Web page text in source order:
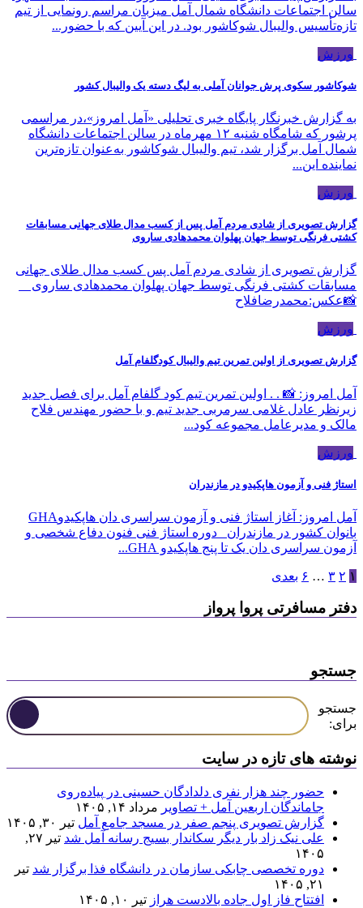
سالن اجتماعات دانشگاه شمال آمل میزبان مراسم رونمایی از تیم
تازه‌تأسیس والیبال شوکاشور بود. در این آیین که با حضور...
ورزش
شوکاشور سکوی پرش جوانان آملی به لیگ دسته یک والیبال کشور
به گزارش خبرنگار پایگاه خبری تحلیلی «آمل امروز»،در مراسمی
پرشور که شامگاه شنبه ۱۲ مهرماه در سالن اجتماعات دانشگاه
شمال آمل برگزار شد، تیم والیبال شوکاشور به‌عنوان تازه‌ترین
نماینده این...
ورزش
گزارش تصویری از شادی مردم آمل پس از کسب مدال طلای جهانی مسابقات
کشتی فرنگی توسط جهان پهلوان محمدهادی ساروی
گزارش تصویری از شادی مردم آمل پس کسب مدال طلای جهانی
مسابقات کشتی فرنگی توسط جهان پهلوان محمدهادی ساروی
📸عکس:محمدرضافلاح
ورزش
گزارش تصویری از اولین تمرین تیم والیبال کودگلفام آمل
آمل امروز: 📸 . . اولین تمرین تیم کود گلفام آمل برای فصل جدید
زیرنظر عادل غلامی سرمربی جدید تیم و با حضور مهندس فلاح
مالک و مدیرعامل مجموعه کود...
ورزش
استاژ فنی و آزمون هاپکیدو در مازندران
آمل امروز: آغاز استاژ فنی و آزمون سراسری دان هاپکیدوGHA
بانوان کشور در مازندران دوره استاژ فنی فنون دفاع شخصی و
آزمون سراسری دان یک تا پنج هاپکیدو GHA...
۱ ۲ ۳ … ۶ بعدی
دفتر مسافرتی پروا پرواز
جستجو
جستجو
برای:
نوشته های تازه در سایت
حضور چند هزار نفری دلدادگان حسینی در پیاده‌روی
جاماندگان اربعین آمل + تصاویر مرداد ۱۴, ۱۴۰۵
گزارش تصویری پنجم صفر در مسجد جامع آمل تیر ۳۰, ۱۴۰۵
علی نیک زاد بار دیگر سکاندار بسیج رسانه آمل شد
تیر ۲۷,
۱۴۰۵
دوره تخصصی چابکی سازمان در دانشگاه فذا برگزار شد تیر
۲۱, ۱۴۰۵
افتتاح فاز اول جاده بالادست هراز تیر ۱۰, ۱۴۰۵